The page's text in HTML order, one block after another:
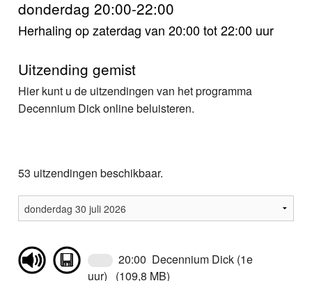
Foto's
Video
Webcam
donderdag 20:00-22:00
Herhaling op zaterdag van 20:00 tot 22:00 uur
Uitzending gemist
Hier kunt u de uitzendingen van het programma
Decennium Dick online beluisteren.
53 uitzendingen beschikbaar.
20:00 Decennium Dick (1e
uur) (109,8 MB)